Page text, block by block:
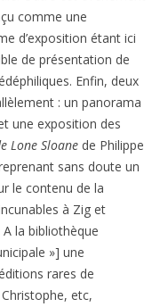
comme une
d’exposition étant ici
de présentation de
Enfin, deux
: un panorama
une exposition des
Lone Sloane de Philippe
sans doute un
le contenu de la
à Zig et
la bibliothèque
»] une
rares de
etc,